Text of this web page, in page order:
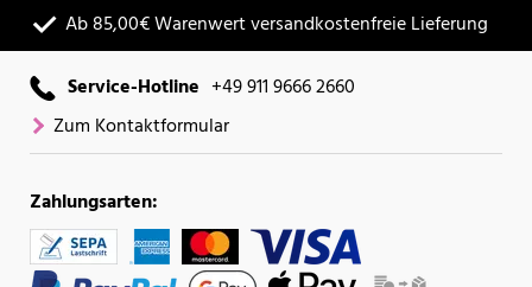
Ab 85,00€ Warenwert versandkostenfreie Lieferung
Service-Hotline +49 911 9666 2660
Zum Kontaktformular
Zahlungsarten: